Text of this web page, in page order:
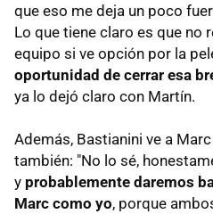
que eso me deja un poco
Lo que tiene claro es que no
equipo si ve opción por la
oportunidad de cerrar esa
ya lo dejó claro con Martín.
Además, Bastianini ve a
también: "No lo sé,
y probablemente daremos
Marc como yo, porque